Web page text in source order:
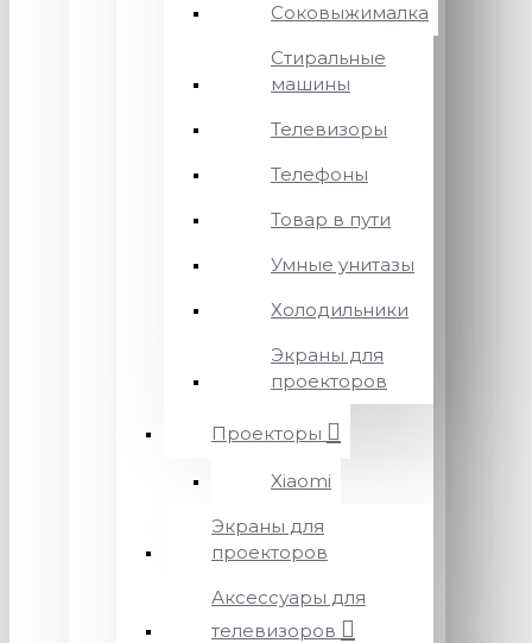
Соковыжималка
Стиральные
машины
Телевизоры
Телефоны
Товар в пути
Умные унитазы
Холодильники
Экраны для
проекторов
Проекторы
Xiaomi
Экраны для
проекторов
Аксессуары для
телевизоров